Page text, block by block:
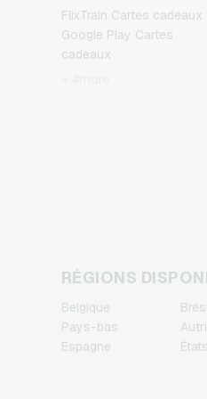
FlixTrain Cartes cadeaux
Google Play Cartes
cadeaux
RÉGIONS
Belgique
Pays-bas
Espagne